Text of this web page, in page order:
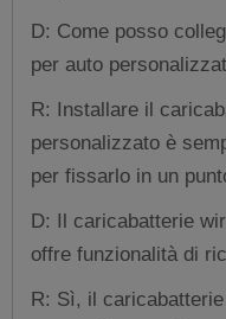
D: Come posso
per auto
R: Installare il
personalizzato è
per fissarlo in un
D: Il caricabatterie
offre funzionalità di
R: Sì, il